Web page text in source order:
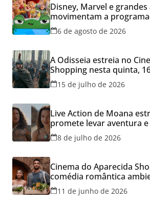
Disney, Marvel e
movimentam a
do Aparecida Shopping
6 de agosto de 2026
A Odisseia estreia no
Shopping nesta quinta,
15 de julho de 2026
Live Action de Moana
promete levar aventura
Cineflix do Aparecida
8 de julho de 2026
Cinema do Aparecida
comédia romântica
hoje e lança promoção
Namorados
11 de junho de 2026